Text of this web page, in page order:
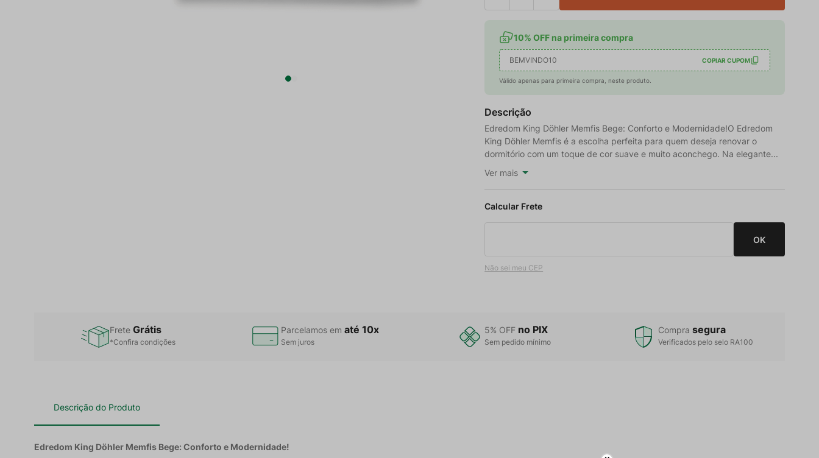
10% OFF na primeira compra
BEMVINDO10 COPIAR CUPOM
Válido apenas para primeira compra, neste produto.
Descrição
Edredom King Döhler Memfis Bege: Conforto e Modernidade!O Edredom
King Döhler Memfis é a escolha perfeita para quem deseja renovar o
dormitório com um toque de cor suave e muito aconchego. Na elegante...
Ver mais
Não sei meu CEP
Frete Grátis
*Confira condições
Parcelamos ematé 10x
Sem juros
5% OFF no PIX
Sem pedido mínimo
Compra segura
Verificados pelo selo RA100
Descrição do Produto
Edredom King Döhler Memfis Bege: Conforto e Modernidade!